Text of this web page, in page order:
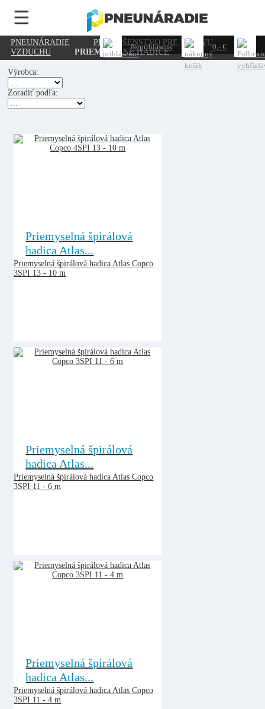
☰
Neprihlásený 0,- €
PNEUNÁRADIE
PRÍSLUŠENSTVO PRE ÚPRAVU
VZDUCHU
PRIEMYSELNÉ HADICE
Výrobca:
Zoradiť podľa:
Priemyselná špirálová
hadica Atlas...
Priemyselná špirálová hadica Atlas Copco
3SPI 13 - 10 m
Priemyselná špirálová
hadica Atlas...
Priemyselná špirálová hadica Atlas Copco
3SPI 11 - 6 m
Priemyselná špirálová
hadica Atlas...
Priemyselná špirálová hadica Atlas Copco
3SPI 11 - 4 m